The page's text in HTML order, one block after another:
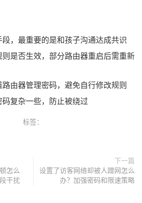
段，最重要的是和孩子沟通达成共识
则是否生效，部分路由器重启后需重新
由器管理密码，避免自行修改规则
码复杂一些，防止被绕过
标签：
怎么
干扰
下一篇
设置了访客网络却被人蹭网怎么
办？加强密码和限速策略